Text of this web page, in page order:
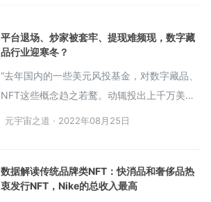
平台退场、炒家被套牢、提现难频现，数字藏
品行业迎寒冬？
“去年国内的一些美元风投基金，对数字藏品、
NFT这些概念趋之若鹜。动辄投出上千万美
元。”一位靠近国内某美元基金的人士对新京报
元宇宙之道 · 2022年08月25日
数据解读传统品牌类NFT：快消品和奢侈品热
衷发行NFT，Nike的总收入最高